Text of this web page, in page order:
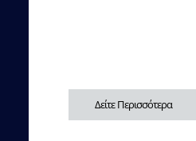
Δείτε Περισσότερα